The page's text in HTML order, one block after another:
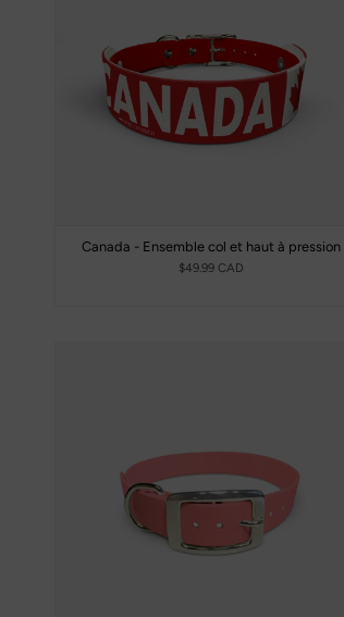
Canada - Ensemble col et haut à pression
$49.99 CAD